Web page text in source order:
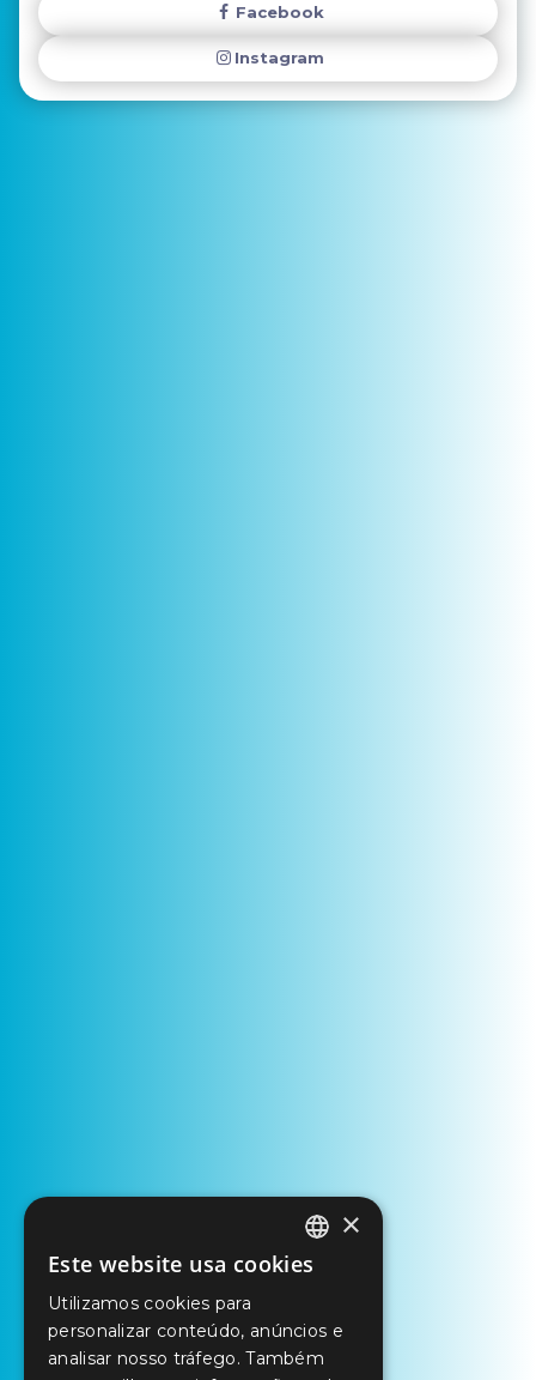
Facebook
Instagram
PORTUGUESE
ENGLISH
SPANISH
×
Este website usa cookies
Utilizamos cookies para
personalizar conteúdo, anúncios e
analisar nosso tráfego. Também